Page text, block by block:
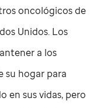
oncológicos de
Unidos. Los
a los
su hogar para
en sus vidas, pero